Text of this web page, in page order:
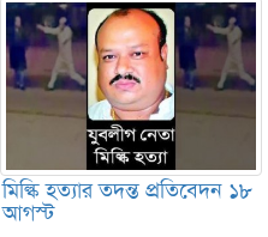
মিল্কি হত্যার তদন্ত প্রতিবেদন ১৮
আগস্ট